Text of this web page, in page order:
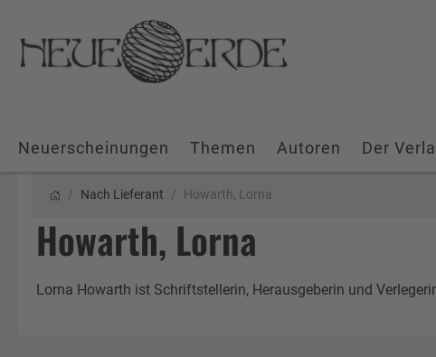
Neuerscheinungen Themen Autoren Der
Nach Lieferant Howarth, Lorna
Howarth, Lorna
Lorna Howarth ist Schriftstellerin, Herausgeberin und